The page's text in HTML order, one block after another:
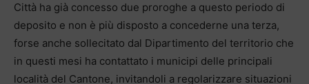
Città ha già concesso due proroghe a questo periodo di
deposito e non è più disposto a concederne una terza,
forse anche sollecitato dal Dipartimento del territorio che
in questi mesi ha contattato i municipi delle principali
località del Cantone, invitandoli a regolarizzare situazioni